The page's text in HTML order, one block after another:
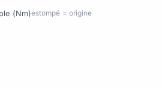
(Nm)estompé = origine